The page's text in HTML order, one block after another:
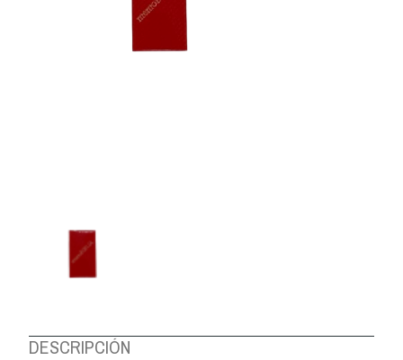
DESCRIPCIÓN